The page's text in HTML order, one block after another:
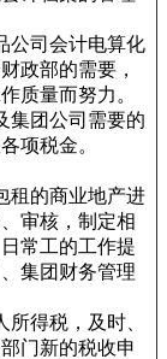
公司会计电算化
政部的需要，
质量而努力。
集团公司需要的
项税金。
租的商业地产进
审核，制定相
常工的工作提
集团财务管理
得税，及时、
门新的税收申